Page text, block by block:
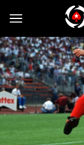
Vai al contenuto